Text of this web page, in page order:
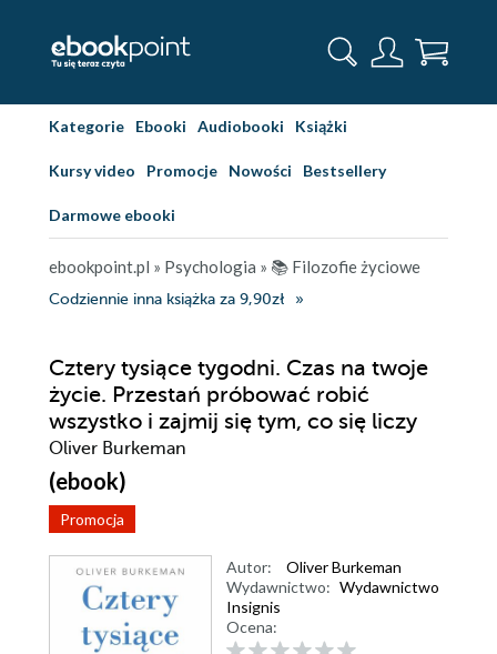
Kategorie Ebooki Audiobooki Książki
Kursy video Promocje Nowości Bestsellery
Darmowe ebooki
ebookpoint.pl » Psychologia » 📚 Filozofie życiowe
Codziennie inna książka za 9,90zł
Cztery tysiące tygodni. Czas na twoje
życie. Przestań próbować robić
wszystko i zajmij się tym, co się liczy
Oliver Burkeman
(ebook)
Promocja
Autor:
Oliver Burkeman
Wydawnictwo: Wydawnictwo
Insignis
Ocena: